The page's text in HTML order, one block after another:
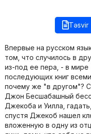
Təsvir
Впервые на русском
том, что случилось в
из-под ее пера, - в
последующих книг
почему же "в другом"?
Джон Бесшабашный
Джекоба и Уилла,
спустя Джекоб нашел
вложенную в одну из